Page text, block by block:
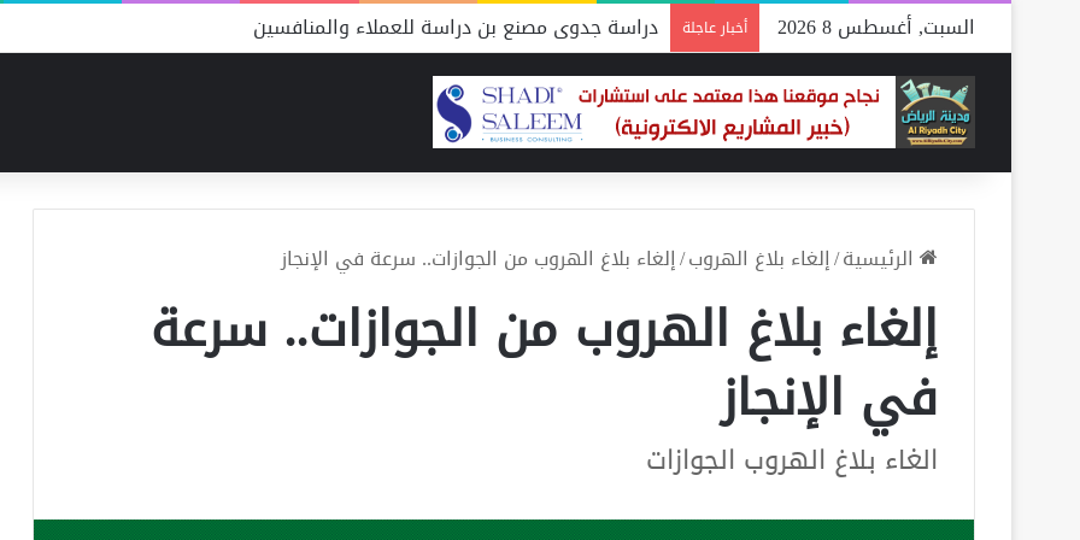
السبت, أغسطس 8 2026 أخبار عاجلة دراسة جدوى مصنع بن دراسة للعملاء والمنافسين
الرئيسية/إلغاء بلاغ الهروب/إلغاء بلاغ الهروب من الجوازات.. سرعة في الإنجاز
إلغاء بلاغ الهروب من الجوازات.. سرعة
في الإنجاز
الغاء بلاغ الهروب الجوازات